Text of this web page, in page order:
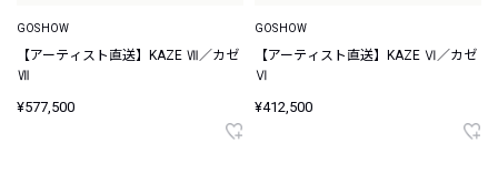
GOSHOW
【アーティスト直送】KAZE Ⅶ／カゼ
Ⅶ
¥577,500
GOSHOW
【アーティスト直送】KAZE Ⅵ／カゼ
Ⅵ
¥412,500